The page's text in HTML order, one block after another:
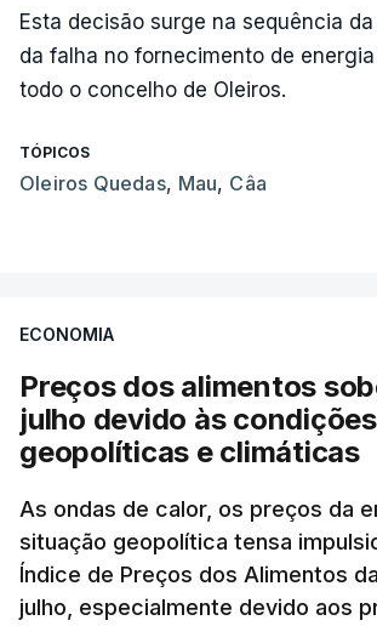
Esta decisão surge na sequência
da falha no fornecimento de
todo o concelho de Oleiros.
TÓPICOS
Oleiros Quedas, Mau, Câa
ECONOMIA
Preços dos alimentos
julho devido às condições
geopolíticas e climáticas
As ondas de calor, os preços da
situação geopolítica tensa
Índice de Preços dos Alimentos
julho, especialmente devido aos